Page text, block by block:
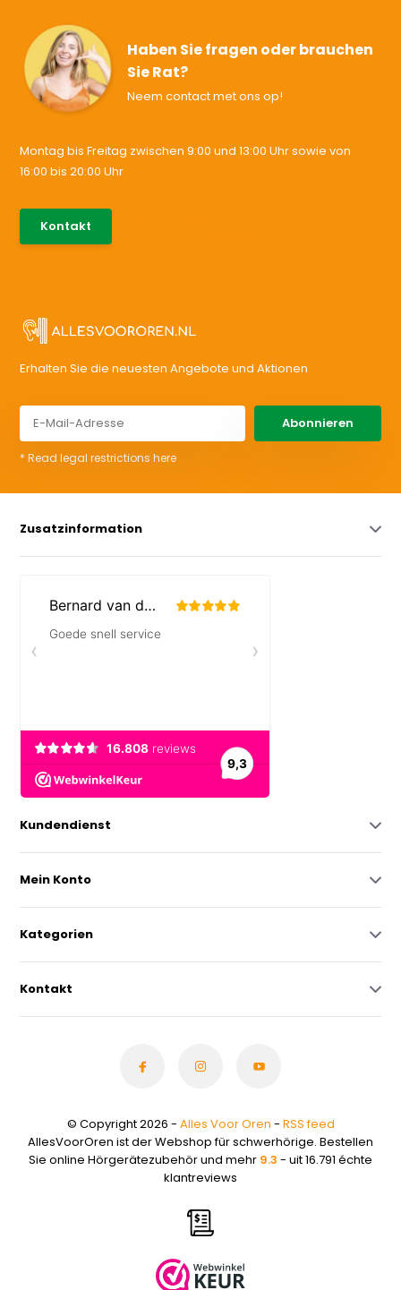
Haben Sie fragen oder brauchen
Sie Rat?
Neem contact met ons op!
Montag bis Freitag zwischen 9:00 und 13:00 Uhr sowie von
16:00 bis 20:00 Uhr
Kontakt
Erhalten Sie die neuesten Angebote und Aktionen
Abonnieren
* Read legal restrictions here
Zusatzinformation
Kundendienst
Mein Konto
Kategorien
Kontakt
© Copyright 2026 - Alles Voor Oren - RSS feed
AllesVoorOren ist der Webshop für schwerhörige. Bestellen
Sie online Hörgerätezubehör und mehr 9.3 - uit 16.791 échte
klantreviews